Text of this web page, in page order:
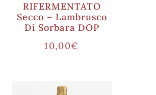
RIFERMENTATO
Secco – Lambrusco
Di Sorbara DOP
10,00€